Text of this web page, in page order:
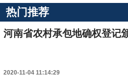
热门推荐
河南省农村承包地确权登记
2020-11-04 11:14:29